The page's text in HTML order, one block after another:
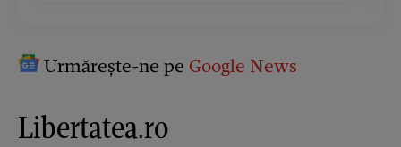
Urmărește-ne pe Google News
Libertatea.ro